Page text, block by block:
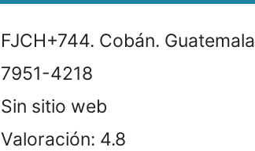
FJCH+744. Cobán. Guatemala
7951-4218
Sin sitio web
Valoración: 4.8